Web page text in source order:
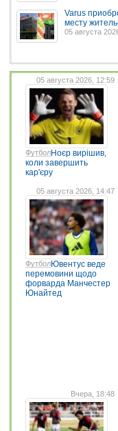
Varus
месту
05 августа
05 августа 2026, 12:59
ФутболНоєр вирішив,
коли завершить
кар'єру
05 августа 2026, 14:47
ФутболЮвентус веде
перемовини щодо
форварда Манчестер
Юнайтед
Вчера, 18:48